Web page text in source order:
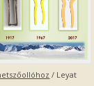
/ Leyat